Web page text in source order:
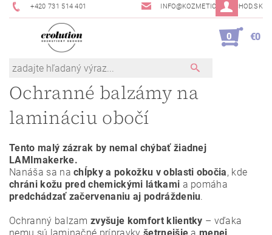
+420 731 514 401 INFO@KOZMETICKYOBCHOD.SK
0 €0
Ochranné balzámy na
lamináciu obočí
Tento malý zázrak by nemal chýbať žiadnej
LAMImakerke.
Nanáša sa nachĺpky a pokožku v oblasti obočia, kde
chráni kožu pred chemickými látkami a pomáha
predchádzať začervenaniu aj podráždeniu.
Ochranný balzamzvyšuje komfort klientky – vďaka